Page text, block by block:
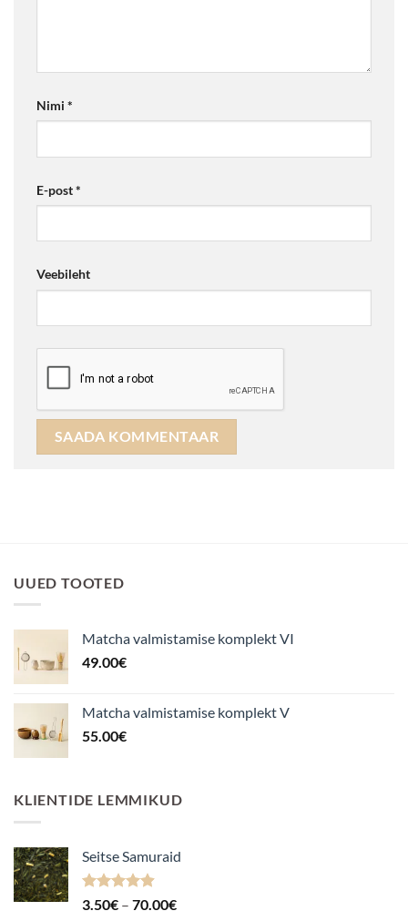
Nimi *
E-post*
Veebileht
UUED TOOTED
Matcha valmistamise komplekt VI
49.00€
Matcha valmistamise komplekt V
55.00€
KLIENTIDE LEMMIKUD
Seitse Samuraid
Hinnanguga
3.50€ – 70.00€Hinnavahemik: